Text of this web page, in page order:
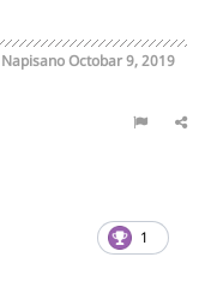
NapisanoOctobar 9, 2019
1